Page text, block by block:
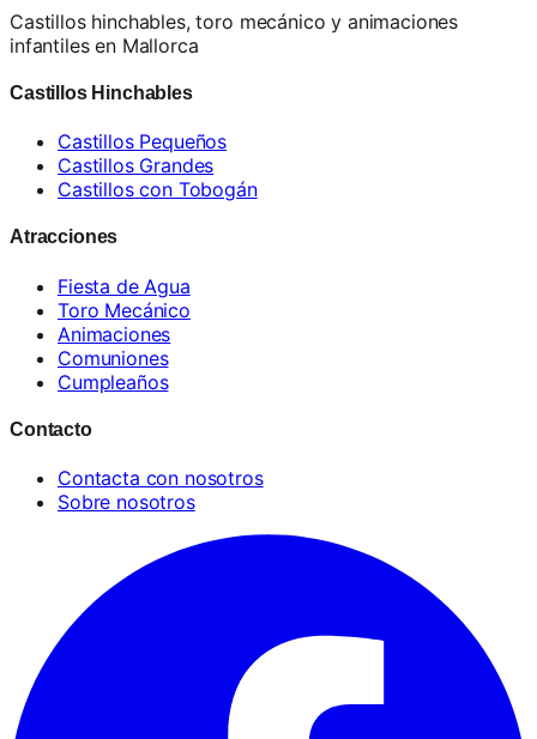
Castillos hinchables, toro mecánico y animaciones
infantiles en Mallorca
Castillos Hinchables
Castillos Pequeños
Castillos Grandes
Castillos con Tobogán
Atracciones
Fiesta de Agua
Toro Mecánico
Animaciones
Comuniones
Cumpleaños
Contacto
Contacta con nosotros
Sobre nosotros